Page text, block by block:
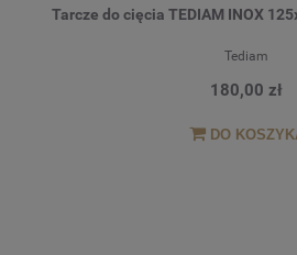
Tarcze do cięcia TEDIAM INOX
Tediam
180,00 zł
DO